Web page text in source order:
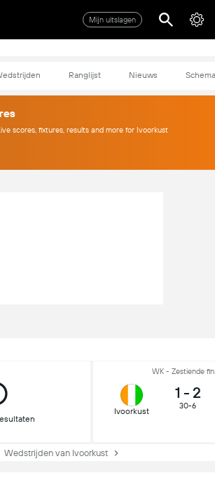
Mijn uitslagen
Ranglijst Nieuws Schema
scores, fixtures, results and more for Ivoorkust
WK - Zestiende
Ivoorkust
1 - 2
30-6
van Ivoorkust